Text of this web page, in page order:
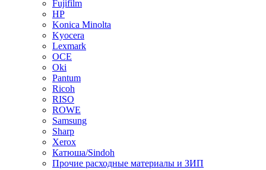
Fujifilm
HP
Konica Minolta
Kyocera
Lexmark
OCE
Oki
Pantum
Ricoh
RISO
ROWE
Samsung
Sharp
Xerox
Катюша/Sindoh
Прочие расходные материалы и ЗИП